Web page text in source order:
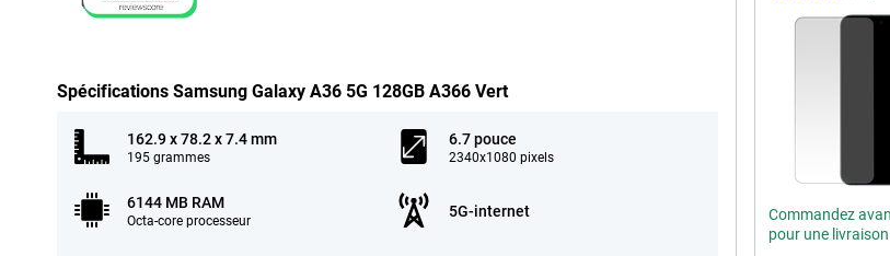
Spécifications Samsung Galaxy A36 5G 128GB A366 Vert
162.9 x 78.2 x 7.4 mm
195 grammes
6.7 pouce
2340x1080 pixels
6144 MB RAM
Octa-core processeur
5G-internet
Commandez
pour une